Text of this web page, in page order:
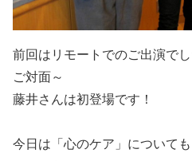
前回はリモートでのご出演で
ご対面～
藤井さんは初登場です！
今日は「心のケア」について